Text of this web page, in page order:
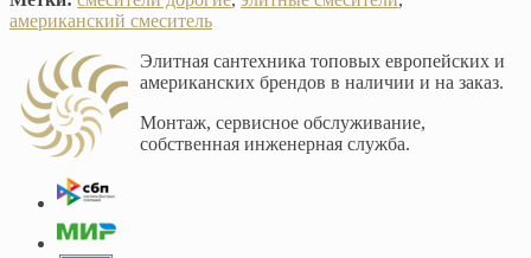
американский смеситель
Элитная сантехника топовых европейских и
американских брендов в наличии и на заказ.
Монтаж, сервисное обслуживание,
собственная инженерная служба.